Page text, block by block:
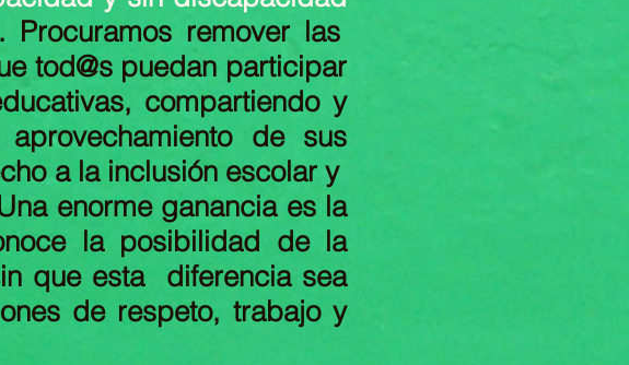
remover las
tod@s puedan participar
compartiendo y
de sus
a la inclusión escolar y
enorme ganancia es la
la posibilidad de la
que esta diferencia sea
de respeto, trabajo y